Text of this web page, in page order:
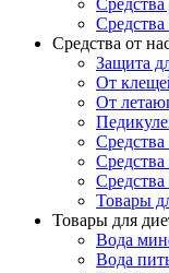
Средства
Средства
Средства от
Защита
От
От
Средства
Товары
Товары для
Вода
Вода